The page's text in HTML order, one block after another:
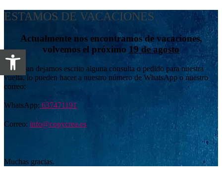
ESTAMOS DE VACACIONES
Actualmente nos encontramos de vacaciones,
volvemos el próximo 19 de agosto
Si desean dejarnos escrito alguna consulta o pedido para nuestra
vuelta, lo pueden hacer a nuestro número de WhatsApp o nuestro
correo:
WhatsApp: 637471191
Correo: info@copycrea.es
Muchas gracias.
Abrir barra de herramientas